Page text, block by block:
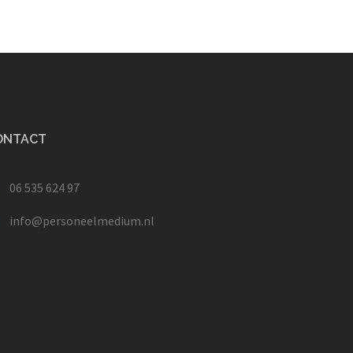
06 535 624 97
info@personeelmedium.nl